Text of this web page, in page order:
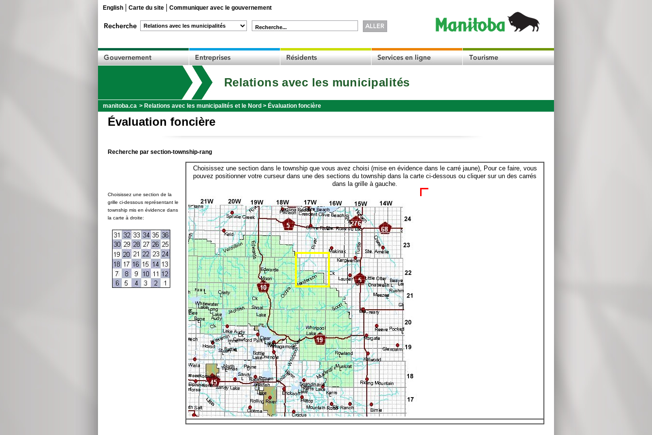
English Carte du site Communiquer avec le gouvernement
Recherche...
Relations avec les municipalités
manitoba.ca > Relations avec les municipalités et le Nord > Évaluation foncière
Évaluation foncière
Recherche par section-township-rang
Choisissez une section de la
grille ci-dessous représentant le
township mis en évidence dans
la carte à droite:
Choisissez une section dans le township que vous avez choisi (mise en évidence dans le carré jaune), Pour ce faire, vous
pouvez positionner votre curseur dans une des sections du township dans la carte ci-dessous ou cliquer sur un des carrés
dans la grille à gauche.